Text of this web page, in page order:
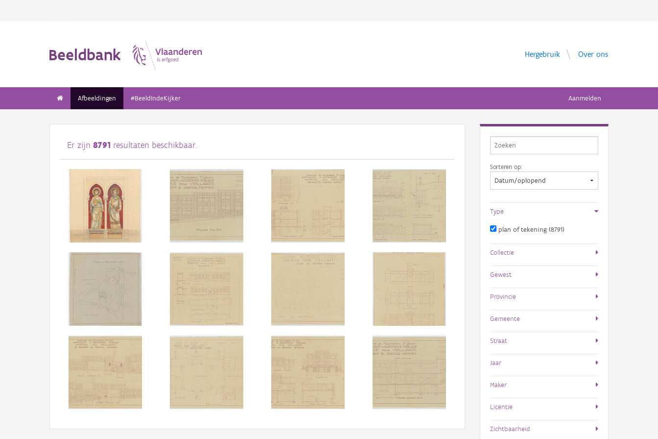
Beeldbank Hergebruik Over ons
Afbeeldingen #BeeldIndeKijker Aanmelden
Er zijn 8791 resultaten beschikbaar.
Sorteren op:
Type
plan of tekening (8791)
Collectie
Gewest
Provincie
Gemeente
Straat
Jaar
Maker
Licentie
Zichtbaarheid